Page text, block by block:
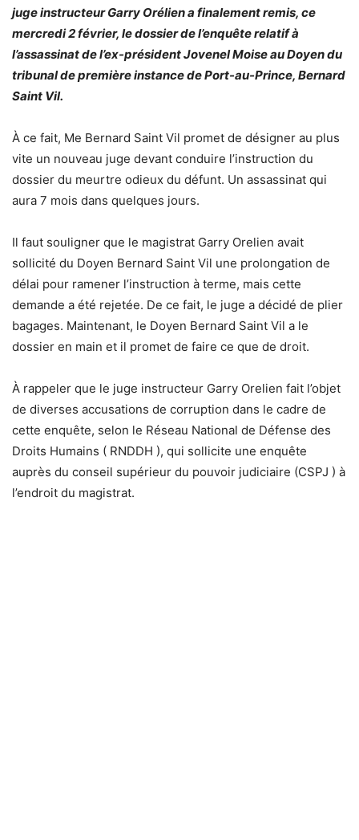
juge instructeur Garry Orélien a finalement remis, ce
mercredi 2 février, le dossier de l’enquête relatif à
l’assassinat de l’ex-président Jovenel Moise au Doyen du
tribunal de première instance de Port-au-Prince, Bernard
Saint Vil.
À ce fait, Me Bernard Saint Vil promet de désigner au plus
vite un nouveau juge devant conduire l’instruction du
dossier du meurtre odieux du défunt. Un assassinat qui
aura 7 mois dans quelques jours.
Il faut souligner que le magistrat Garry Orelien avait
sollicité du Doyen Bernard Saint Vil une prolongation de
délai pour ramener l’instruction à terme, mais cette
demande a été rejetée. De ce fait, le juge a décidé de plier
bagages. Maintenant, le Doyen Bernard Saint Vil a le
dossier en main et il promet de faire ce que de droit.
À rappeler que le juge instructeur Garry Orelien fait l’objet
de diverses accusations de corruption dans le cadre de
cette enquête, selon le Réseau National de Défense des
Droits Humains ( RNDDH ), qui sollicite une enquête
auprès du conseil supérieur du pouvoir judiciaire (CSPJ ) à
l’endroit du magistrat.